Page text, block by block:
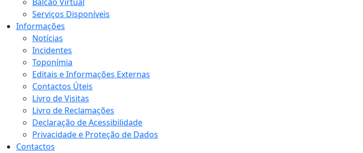
Serviços Disponíveis
Informações
Notícias
Incidentes
Toponímia
Editais e Informações Externas
Contactos Úteis
Livro de Visitas
Livro de Reclamações
Declaração de Acessibilidade
Privacidade e Proteção de Dados
Contactos